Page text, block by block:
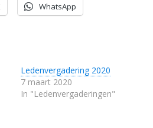
WhatsApp
Ledenvergadering 2020
7 maart 2020
In "Ledenvergaderingen"